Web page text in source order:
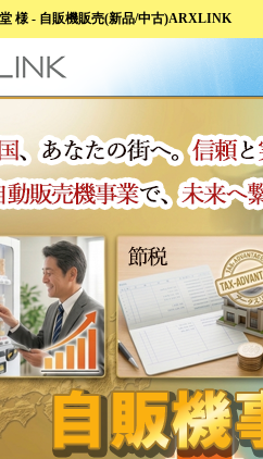
様 - 自販機販売(新品/中古)ARXLINK